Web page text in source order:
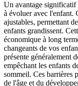
Un avantage significatif
à évoluer avec l'enfant.
ajustables, permettant
enfants grandissent.
économique à long
changeants de vos
présente généralement
empêchant les enfants
sommeil. Ces barrières
de l'âge et du